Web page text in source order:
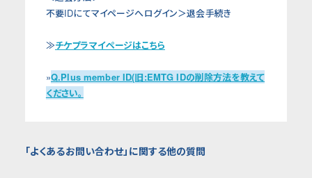
不要IDにてマイページへログイン＞退会手続き
≫チケプラマイページはこちら
»Q.Plus member ID(旧:EMTG IDの削除方法を教えて
ください。
「よくあるお問い合わせ」に関する他の質問